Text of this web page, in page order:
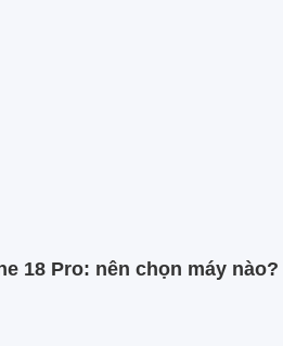
18 Pro: nên chọn máy nào?